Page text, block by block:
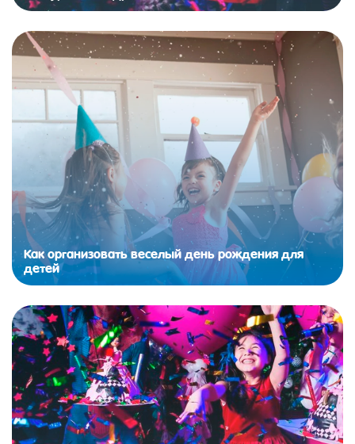
Как организовать веселый день рождения для
детей